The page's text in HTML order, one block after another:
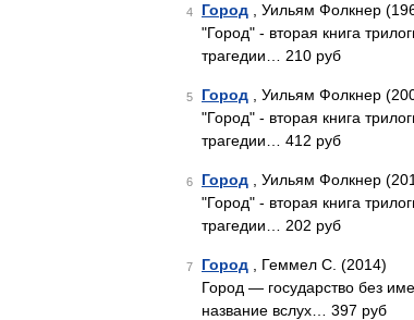
4 Город , Уильям Фолкнер
"Город" - вторая книга
трагедии… 210 руб
5 Город , Уильям Фолкнер
"Город" - вторая книга
трагедии… 412 руб
6 Город , Уильям Фолкнер
"Город" - вторая книга
трагедии… 202 руб
7 Город , Геммел С. (2014)
Город — государство без
название вслух… 397 руб